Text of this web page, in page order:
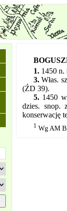
1. 1450 n.
3. Włas.
(ŹD 39).
5. 1450
dzies. snop.
konserwację
1 Wg AM